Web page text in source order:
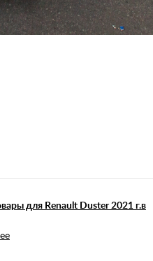
для Renault Duster 2021 г.в